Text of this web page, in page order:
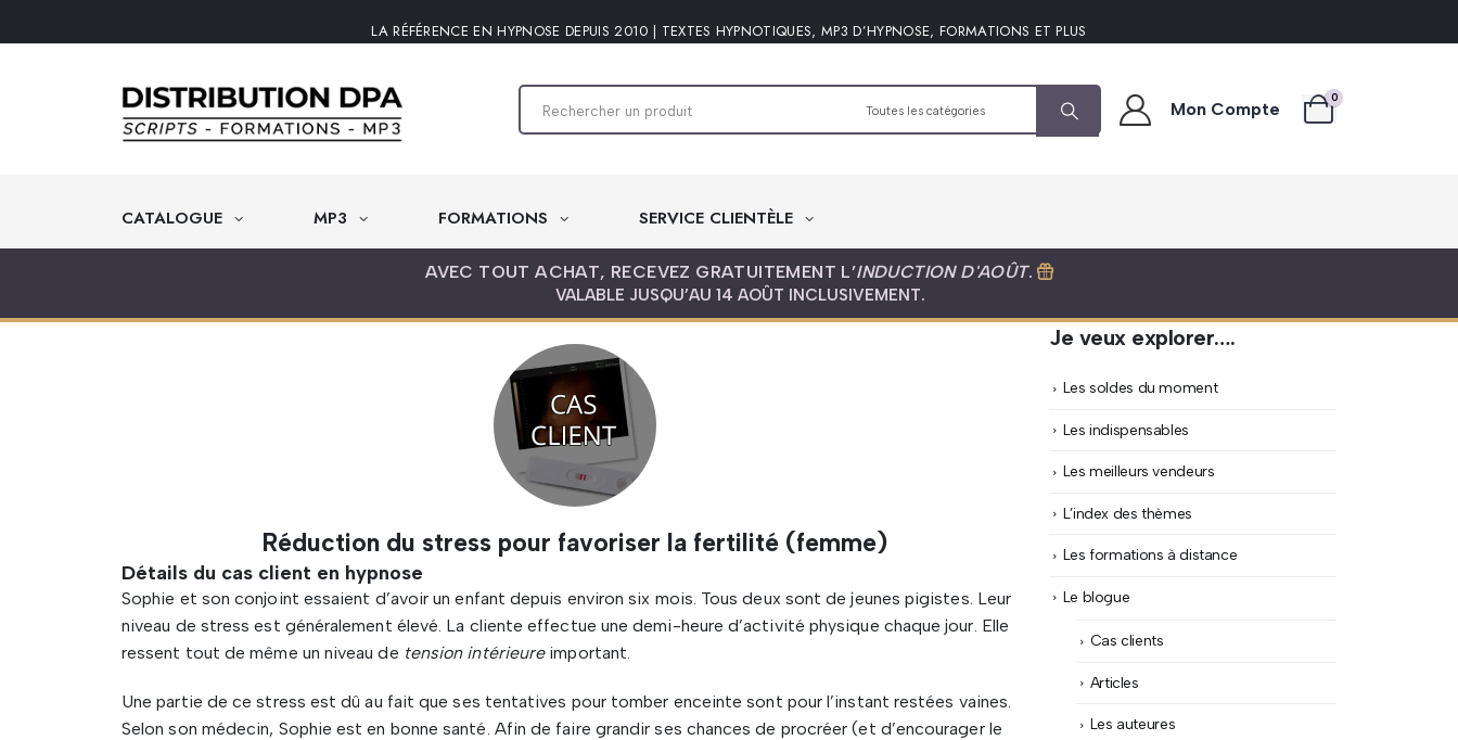
LA RÉFÉRENCE EN HYPNOSE DEPUIS 2010 | TEXTES HYPNOTIQUES, MP3 D’HYPNOSE, FORMATIONS ET PLUS
Mon Compte
0
CATALOGUE MP3 FORMATIONS SERVICE CLIENTÈLE
AVEC TOUT ACHAT, RECEVEZ GRATUITEMENT L’INDUCTION D'AOÛT.
VALABLE JUSQU’AU 14 AOÛT INCLUSIVEMENT.
Réduction du stress pour favoriser la fertilité (femme)
Détails du cas client en hypnose
Sophie et son conjoint essaient d’avoir un enfant depuis environ six mois. Tous deux sont de jeunes pigistes. Leur
niveau de stress est généralement élevé. La cliente effectue une demi-heure d’activité physique chaque jour. Elle
ressent tout de même un niveau de tension intérieure important.
Une partie de ce stress est dû au fait que ses tentatives pour tomber enceinte sont pour l’instant restées vaines.
Selon son médecin, Sophie est en bonne santé. Afin de faire grandir ses chances de procréer (et d’encourager le
Je veux explorer….
Les soldes du moment
Les indispensables
Les meilleurs vendeurs
L’index des thèmes
Les formations à distance
Le blogue
Cas clients
Articles
Les auteures